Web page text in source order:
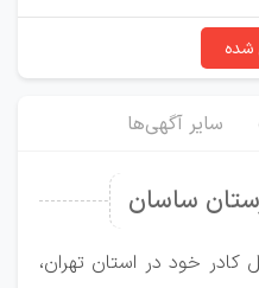
شده
سایر آگهی‌ها
ساسان
خود در استان تهران،